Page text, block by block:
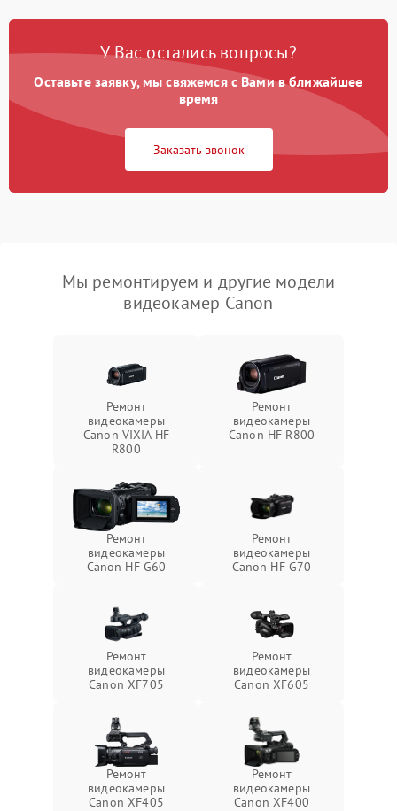
У Вас остались вопросы?
Оставьте заявку, мы свяжемся с Вами в ближайшее
время
Заказать звонок
Мы ремонтируем и другие модели
видеокамер Canon
Ремонт
видеокамеры
Canon VIXIA HF
R800
Ремонт
видеокамеры
Canon HF R800
Ремонт
видеокамеры
Canon HF G60
Ремонт
видеокамеры
Canon HF G70
Ремонт
видеокамеры
Canon XF705
Ремонт
видеокамеры
Canon XF605
Ремонт
видеокамеры
Canon XF405
Ремонт
видеокамеры
Canon XF400